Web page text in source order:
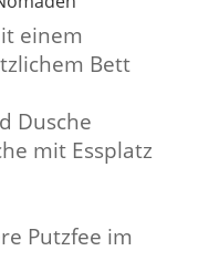
einem
Bett
Dusche
mit Essplatz
Putzfee im